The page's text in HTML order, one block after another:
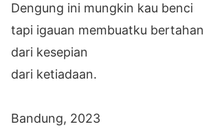
Dengung ini mungkin kau benci
tapi igauan membuatku bertahan
dari kesepian
dari ketiadaan.
Bandung, 2023